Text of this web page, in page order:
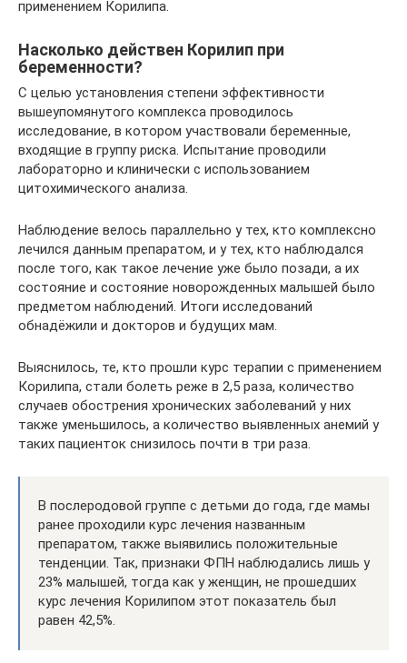
применением Корилипа.
Насколько действен Корилип при
беременности?
С целью установления степени эффективности
вышеупомянутого комплекса проводилось
исследование, в котором участвовали беременные,
входящие в группу риска. Испытание проводили
лабораторно и клинически с использованием
цитохимического анализа.
Наблюдение велось параллельно у тех, кто комплексно
лечился данным препаратом, и у тех, кто наблюдался
после того, как такое лечение уже было позади, а их
состояние и состояние новорожденных малышей было
предметом наблюдений. Итоги исследований
обнадёжили и докторов и будущих мам.
Выяснилось, те, кто прошли курс терапии с применением
Корилипа, стали болеть реже в 2,5 раза, количество
случаев обострения хронических заболеваний у них
также уменьшилось, а количество выявленных анемий у
таких пациенток снизилось почти в три раза.
В послеродовой группе с детьми до года, где мамы
ранее проходили курс лечения названным
препаратом, также выявились положительные
тенденции. Так, признаки ФПН наблюдались лишь у
23% малышей, тогда как у женщин, не прошедших
курс лечения Корилипом этот показатель был
равен 42,5%.